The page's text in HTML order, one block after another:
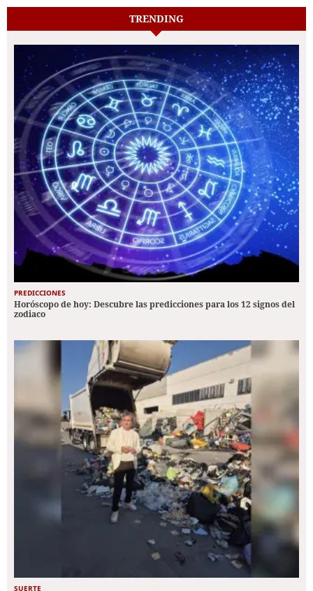
TRENDING
PREDICCIONES
Horóscopo de hoy: Descubre las predicciones para los 12 signos del
zodiaco
SUERTE